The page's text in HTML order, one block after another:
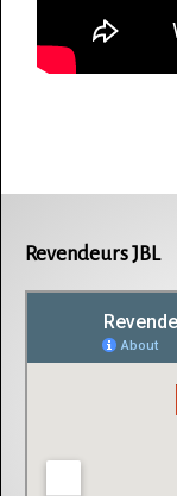
Revendeurs JBL